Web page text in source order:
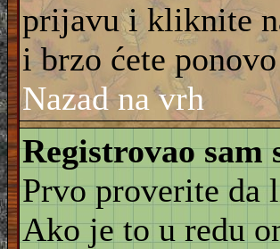
prijavu i kliknite
i brzo ćete
Nazad na vrh
Registrovao
Prvo proverite da
Ako je to u redu